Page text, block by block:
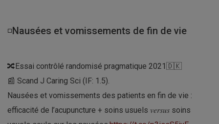
◽Nausées et vomissements de fin de vie
🔀Essai contrôlé randomisé pragmatique 2021🇩🇰
📰 Scand J Caring Sci (IF: 1.5).
Nausées et vomissements des patients en fin de vie :
efficacité de l’acupuncture + soins usuels 𝑣𝑒𝑟𝑠𝑢𝑠 soins